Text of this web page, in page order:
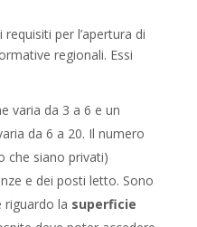
per l’apertura di
regionali. Essi
varia da 3 a 6 e un
da 6 a 20. Il numero
che siano privati)
e dei posti letto. Sono
riguardo la superficie